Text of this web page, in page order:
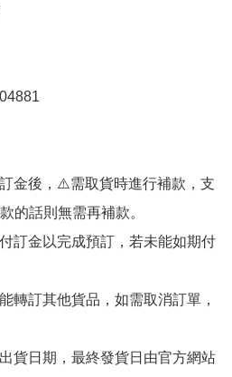
金後，⚠️需取貨時進行補款，支
的話則無需再補款。
訂金以完成預訂，若未能如期付
轉訂其他貨品，如需取消訂單，
貨日期，最終發貨日由官方網站